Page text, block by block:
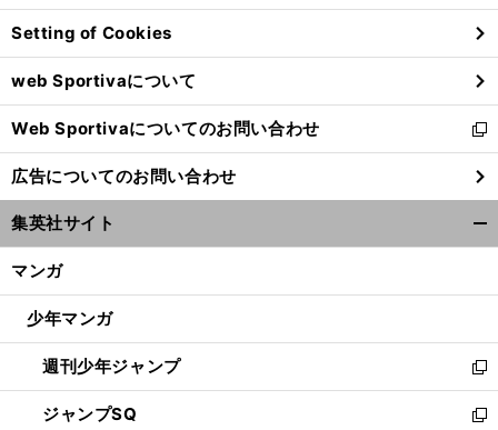
ン
ド
ウ
で
開
く
Setting of Cookies
web Sportivaについて
Web Sportivaについてのお問い合わせ
新
し
い
ウ
ィ
ン
ウ
開
く
広告についてのお問い合わせ
集英社サイト
マンガ
少年マンガ
週刊少年ジャンプ
新
し
い
ジャンプSQ
新